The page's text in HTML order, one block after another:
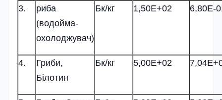
3.
риба
(водойма-
охолоджувач)
Бк/кг 1,50Е+02 6,80Е-
4.
Гриби,
Білотин
Бк/кг 5,00Е+02